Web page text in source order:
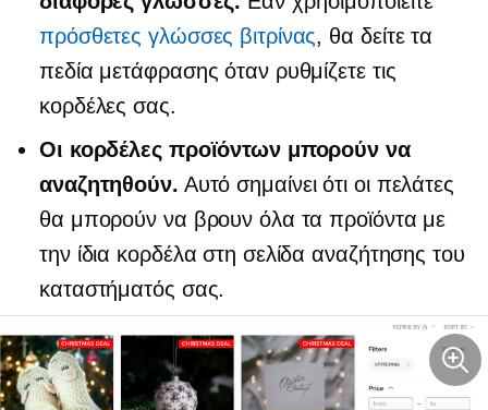
πρόσθετες γλώσσες βιτρίνας, θα δείτε τα
πεδία μετάφρασης όταν ρυθμίζετε τις
κορδέλες σας.
Οι κορδέλες προϊόντων μπορούν να
αναζητηθούν. Αυτό σημαίνει ότι οι πελάτες
θα μπορούν να βρουν όλα τα προϊόντα με
την ίδια κορδέλα στη σελίδα αναζήτησης του
καταστήματός σας.